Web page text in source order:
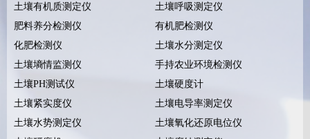
土壤有机质测定仪
土壤呼吸测定仪
肥料养分检测仪
有机肥检测仪
化肥检测仪
土壤水分测定仪
土壤墒情监测仪
手持农业环境检测仪
土壤PH测试仪
土壤硬度计
土壤紧实度仪
土壤电导率测定仪
土壤水势测定仪
土壤氧化还原电位仪